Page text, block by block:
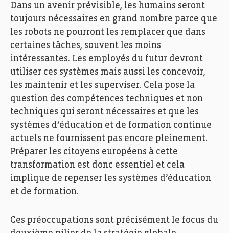
Dans un avenir prévisible, les humains seront
toujours nécessaires en grand nombre parce que
les robots ne pourront les remplacer que dans
certaines tâches, souvent les moins
intéressantes. Les employés du futur devront
utiliser ces systèmes mais aussi les concevoir,
les maintenir et les superviser. Cela pose la
question des compétences techniques et non
techniques qui seront nécessaires et que les
systèmes d’éducation et de formation continue
actuels ne fournissent pas encore pleinement.
Préparer les citoyens européens à cette
transformation est donc essentiel et cela
implique de repenser les systèmes d’éducation
et de formation.
Ces préoccupations sont précisément le focus du